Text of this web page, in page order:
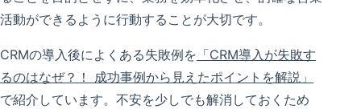
活動ができるように行動することが大切です。
CRMの導入後によくある失敗例を 「CRM導入が失敗す
るのはなぜ？！ 成功事例から見えたポイントを解説」
で紹介しています。不安を少しでも解消しておくため